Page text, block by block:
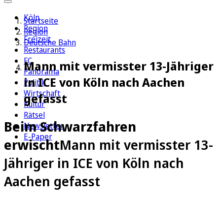
Köln
Region
Freizeit
Restaurants
FC
Panorama
Politik
Wirtschaft
Kultur
Rätsel
Newsletter
E-Paper
Startseite
Region
Deutsche Bahn
Mann mit vermisster 13-Jähriger
in ICE von Köln nach Aachen
gefasst
Beim Schwarzfahren
erwischtMann mit vermisster 13-
Jähriger in ICE von Köln nach
Aachen gefasst